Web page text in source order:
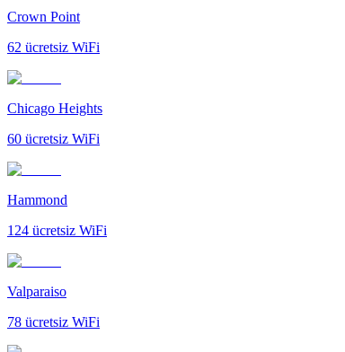
Crown Point
62 ücretsiz WiFi
Chicago Heights
60 ücretsiz WiFi
Hammond
124 ücretsiz WiFi
Valparaiso
78 ücretsiz WiFi